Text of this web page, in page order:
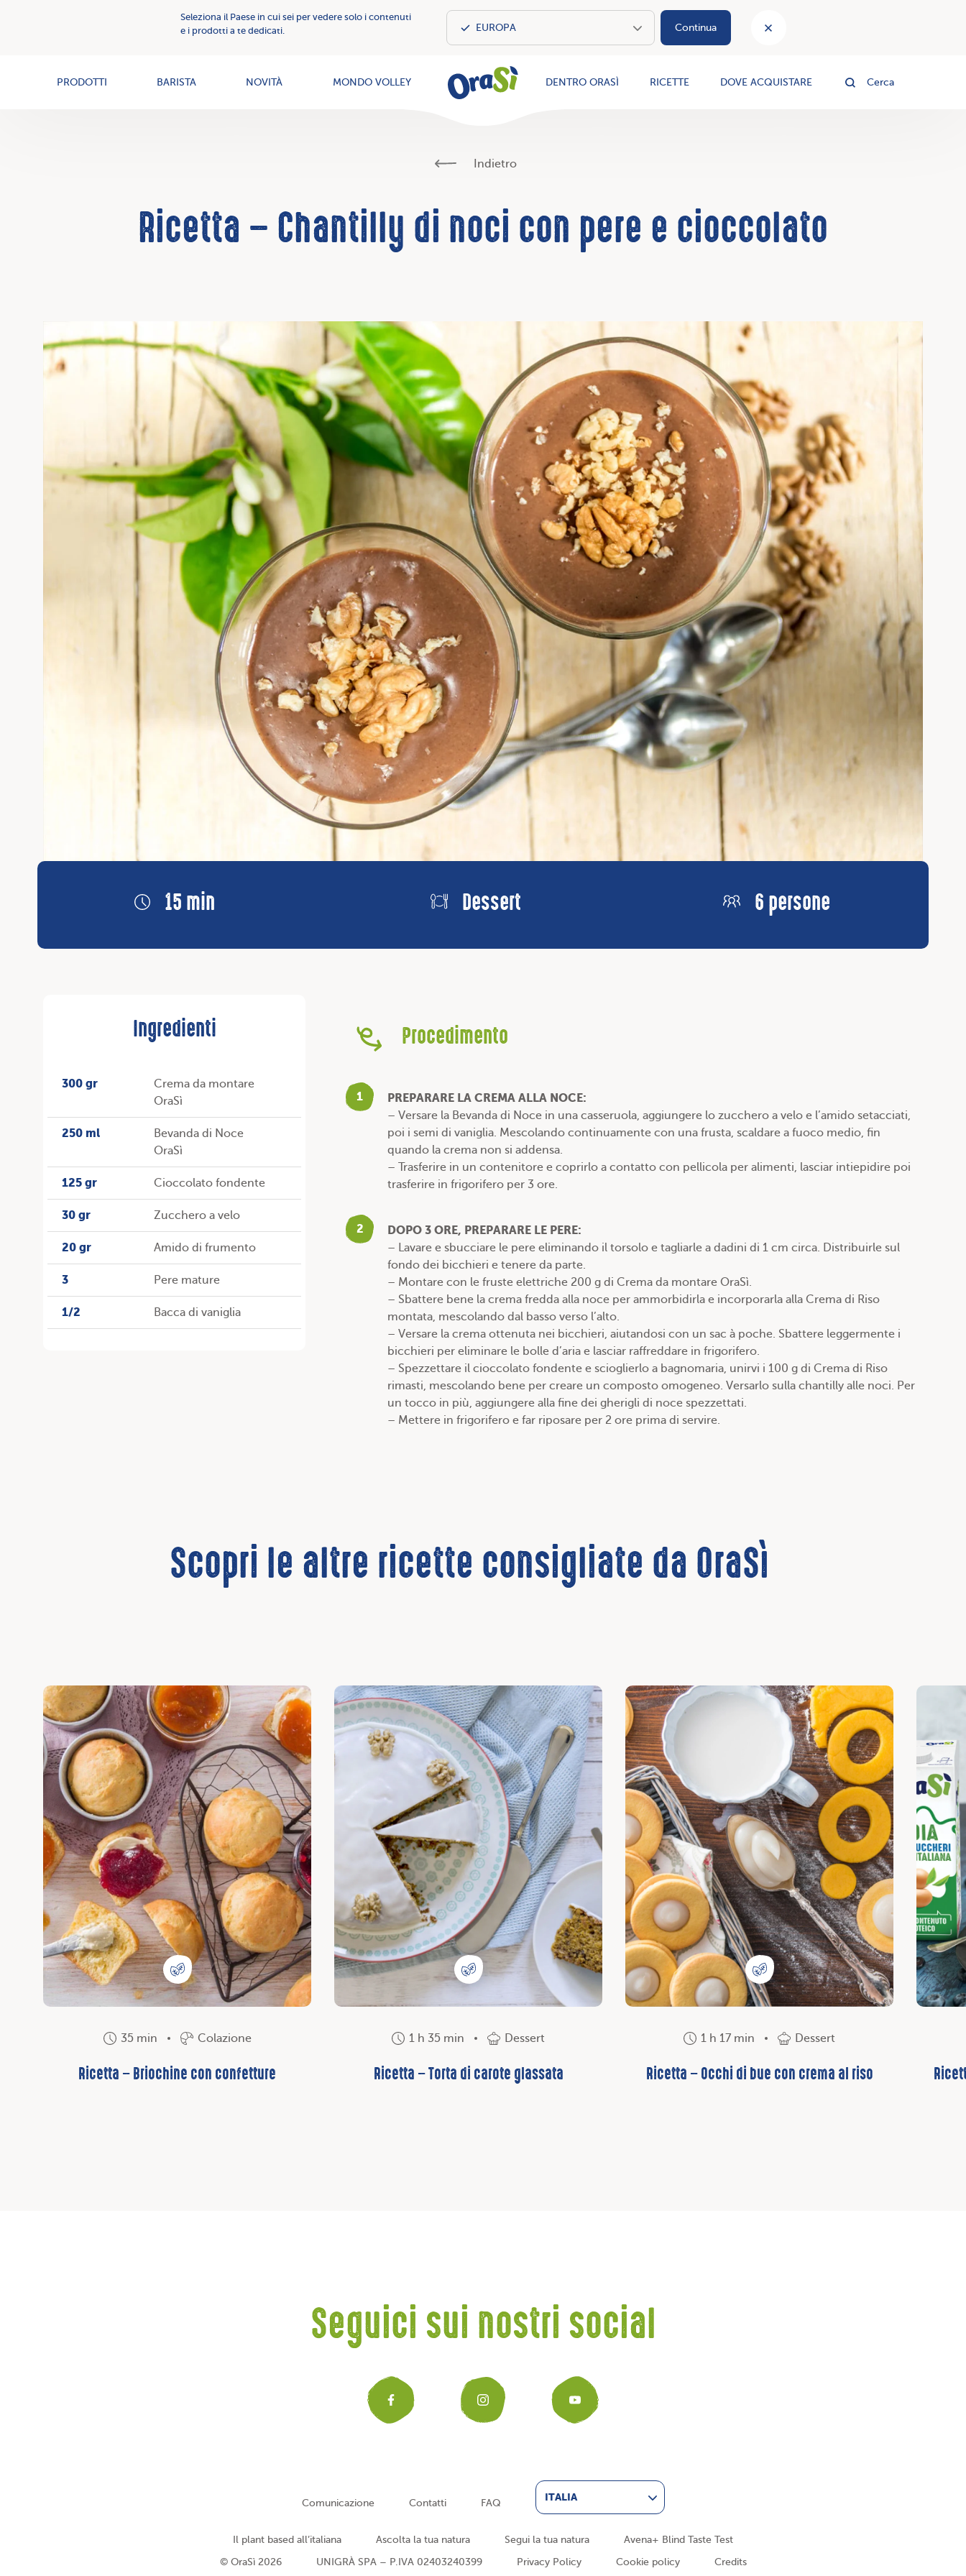
Seleziona il Paese in cui sei per vedere solo i contenuti
e i prodotti a te dedicati.
Continua
OraSì Vegetale
PRODOTTI BARISTA NOVITÀ MONDO VOLLEY DENTRO ORASÌ RICETTE DOVE ACQUISTARE Cerca
Indietro
Ricetta – Chantilly di noci con pere e cioccolato
15 min Dessert 6 persone
Ingredienti
300 gr
Crema da montare
OraSì
250 ml
Bevanda di Noce
OraSì
125 gr Cioccolato fondente
30 gr Zucchero a velo
20 gr Amido di frumento
3 Pere mature
1/2 Bacca di vaniglia
Procedimento
1 PREPARARE LA CREMA ALLA NOCE:
– Versare la Bevanda di Noce in una casseruola, aggiungere lo zucchero a velo e l’amido setacciati,
poi i semi di vaniglia. Mescolando continuamente con una frusta, scaldare a fuoco medio, fin
quando la crema non si addensa.
– Trasferire in un contenitore e coprirlo a contatto con pellicola per alimenti, lasciar intiepidire poi
trasferire in frigorifero per 3 ore.
2 DOPO 3 ORE, PREPARARE LE PERE:
– Lavare e sbucciare le pere eliminando il torsolo e tagliarle a dadini di 1 cm circa. Distribuirle sul
fondo dei bicchieri e tenere da parte.
– Montare con le fruste elettriche 200 g di Crema da montare OraSì.
– Sbattere bene la crema fredda alla noce per ammorbidirla e incorporarla alla Crema di Riso
montata, mescolando dal basso verso l’alto.
– Versare la crema ottenuta nei bicchieri, aiutandosi con un sac à poche. Sbattere leggermente i
bicchieri per eliminare le bolle d’aria e lasciar raffreddare in frigorifero.
– Spezzettare il cioccolato fondente e scioglierlo a bagnomaria, unirvi i 100 g di Crema di Riso
rimasti, mescolando bene per creare un composto omogeneo. Versarlo sulla chantilly alle noci. Per
un tocco in più, aggiungere alla fine dei gherigli di noce spezzettati.
– Mettere in frigorifero e far riposare per 2 ore prima di servire.
Scopri le altre ricette consigliate da OraSì
35 min Colazione
Ricetta – Briochine con confetture
Scopri
1 h 35 min Dessert
Ricetta – Torta di carote glassata
Scopri
1 h 17 min Dessert
Ricetta – Occhi di bue con crema al riso
Scopri Scopri
Seguici sui nostri social
Facebook
Instagram
YouTube
Comunicazione Contatti FAQ ITALIA
Il plant based all’italiana Ascolta la tua natura Segui la tua natura Avena+ Blind Taste Test
© OraSì 2026 UNIGRÀ SPA – P.IVA 02403240399 Privacy Policy Cookie policy Credits